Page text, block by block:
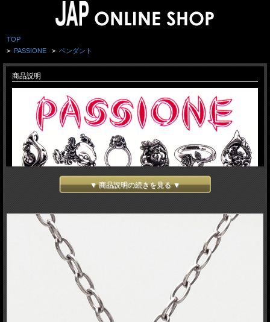
TOP
> PASSIONE > ペンダント
商品説明
▼ 商品説明の続きを見る ▼